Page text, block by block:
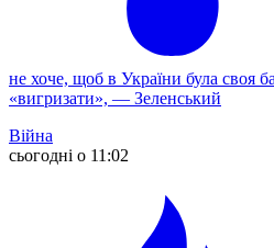
не хоче, щоб в України була своя
«вигризати», — Зеленський
Війна
сьогодні о 11:02